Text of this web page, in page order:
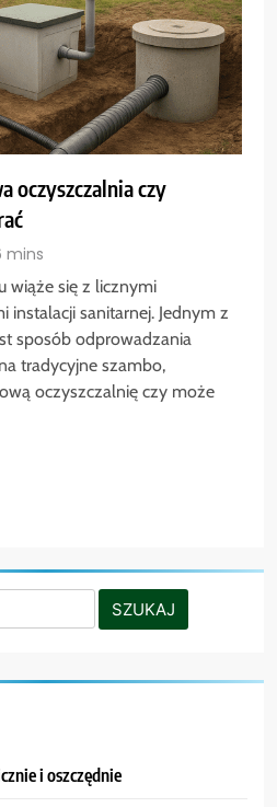
oczyszczalnia czy
mins
wiąże się z licznymi
sanitarnej. Jednym z
sposób odprowadzania
tradycyjne szambo,
oczyszczalnię czy może
i oszczędnie